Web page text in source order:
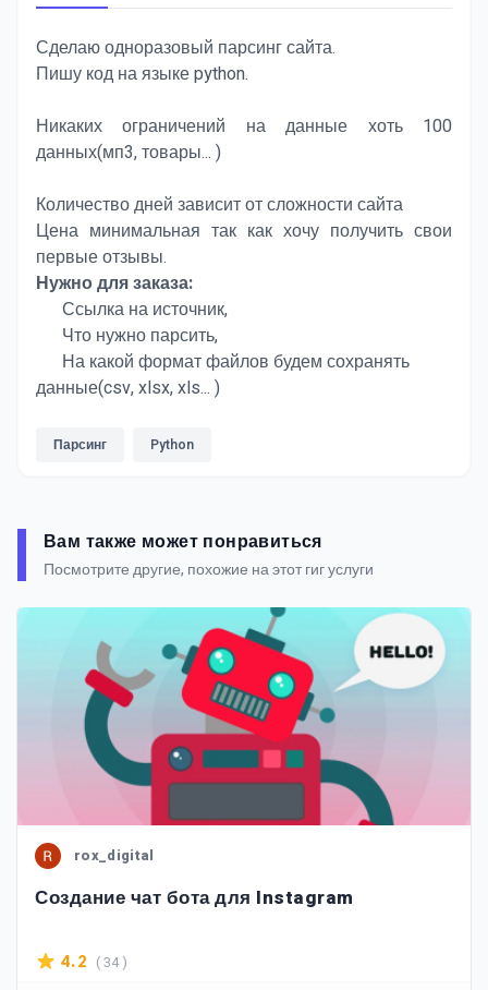
Сделаю одноразовый парсинг сайта.
Пишу код на языке python.
Никаких ограничений на данные хоть 100
данных(мп3, товары... )
Количество дней зависит от сложности сайта
Цена минимальная так как хочу получить свои
первые отзывы.
Нужно для заказа:
Ссылка на источник,
Что нужно парсить,
На какой формат файлов будем сохранять
данные(csv, xlsx, xls... )
Парсинг Python
Вам также может понравиться
Посмотрите другие, похожие на этот гиг услуги
rox_digital
Создание чат бота для Instagram
4.2 ( 34 )